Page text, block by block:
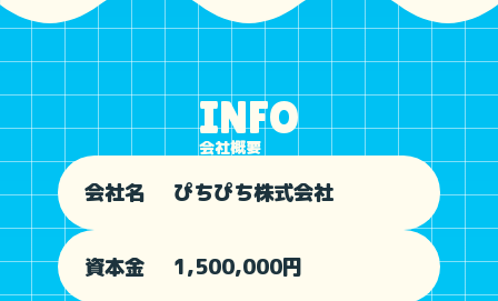
INFO
会社概要
会社名 ぴちぴち株式会社
資本金 1,500,000円